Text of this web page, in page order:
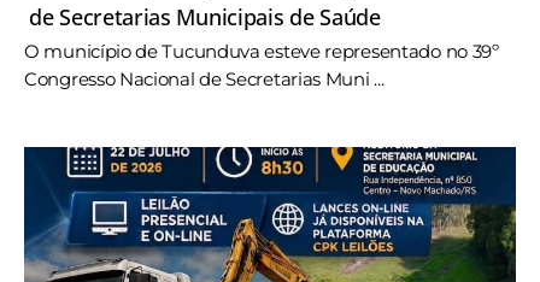
de Secretarias Municipais de Saúde
O município de Tucunduva esteve representado no 39º
Congresso Nacional de Secretarias Muni ...